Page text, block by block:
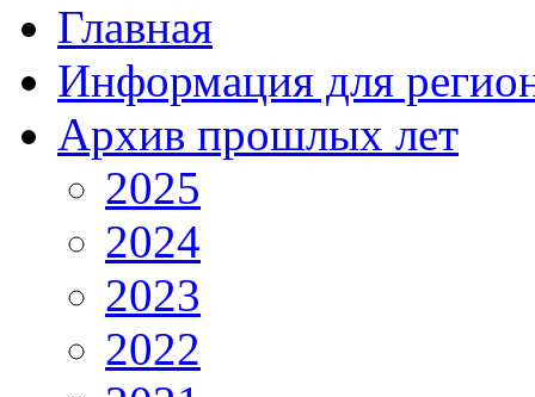
Главная
Информация для
Архив прошлых лет
2025
2024
2023
2022